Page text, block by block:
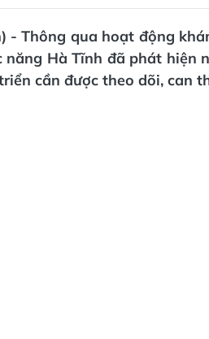
- Thông qua hoạt động
năng Hà Tĩnh đã phát hiện
cần được theo dõi, can